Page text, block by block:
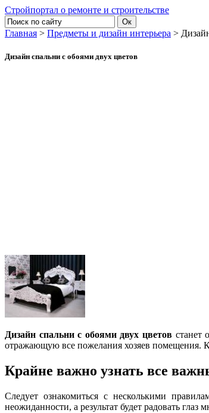
Стройпортал о ремонте и строительстве
Главная > Предметы и дизайн интерьера >
Дизайн спальни с обоями двух цветов
Дизайн спальни с обоями двух цветовстанет
отражающую все пожелания хозяев помещения.
Крайне важно узнать все
Следует ознакомиться с несколькими
неожиданности, а результат будет радовать глаз